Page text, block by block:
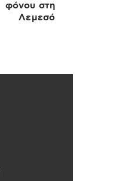
φόνου στη
Λεμεσό